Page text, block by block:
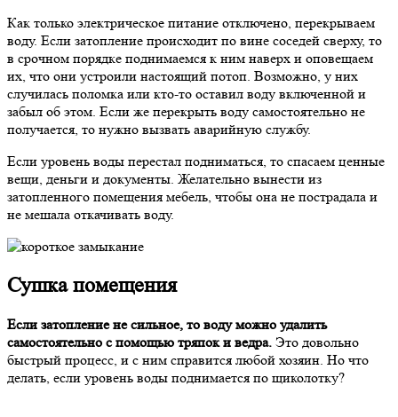
Как только электрическое питание отключено, перекрываем
воду. Если затопление происходит по вине соседей сверху, то
в срочном порядке поднимаемся к ним наверх и оповещаем
их, что они устроили настоящий потоп. Возможно, у них
случилась поломка или кто-то оставил воду включенной и
забыл об этом. Если же перекрыть воду самостоятельно не
получается, то нужно вызвать аварийную службу.
Если уровень воды перестал подниматься, то спасаем ценные
вещи, деньги и документы. Желательно вынести из
затопленного помещения мебель, чтобы она не пострадала и
не мешала откачивать воду.
Сушка помещения
Если затопление не сильное, то воду можно удалить
самостоятельно с помощью тряпок и ведра. Это довольно
быстрый процесс, и с ним справится любой хозяин. Но что
делать, если уровень воды поднимается по щиколотку?